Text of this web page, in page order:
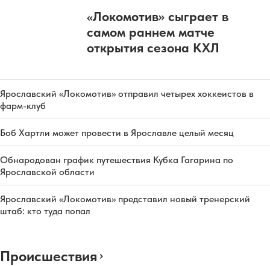
«Локомотив» сыграет в
самом раннем матче
открытия сезона КХЛ
Ярославский «Локомотив» отправил четырех хоккеистов в
фарм-клуб
Боб Хартли может провести в Ярославле целый месяц
Обнародован график путешествия Кубка Гагарина по
Ярославской области
Ярославский «Локомотив» представил новый тренерский
штаб: кто туда попал
Происшествия